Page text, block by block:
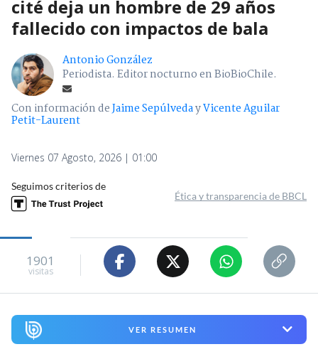
cité deja un hombre de 29 años
fallecido con impactos de bala
Antonio González
Periodista. Editor nocturno en BioBioChile.
Con información deJaime SepúlvedayVicente Aguilar
Petit-Laurent
Viernes 07 Agosto, 2026 | 01:00
Seguimos criterios de
Ética y transparencia de BBCL
1901
visitas
VER RESUMEN